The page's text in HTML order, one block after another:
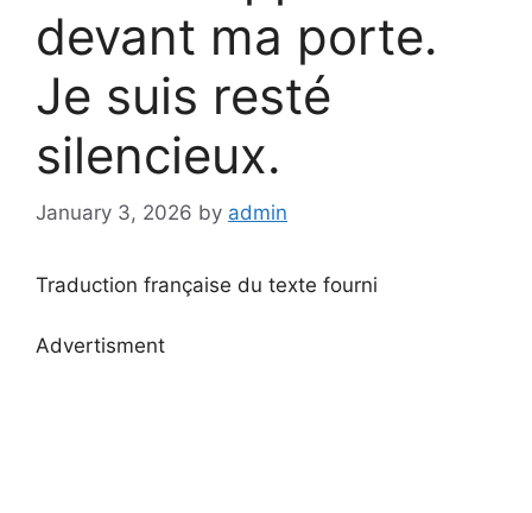
devant ma porte.
Je suis resté
silencieux.
January 3, 2026 by admin
Traduction française du texte fourni
Advertisment